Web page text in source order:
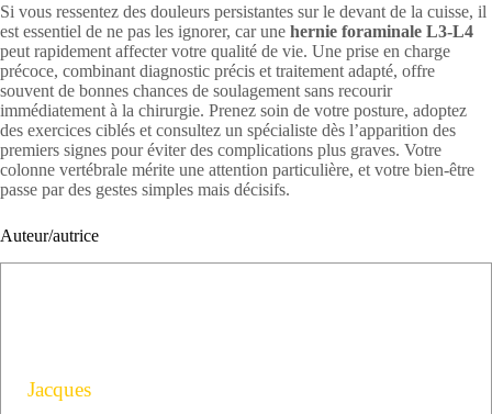
Si vous ressentez des douleurs persistantes sur le devant de la cuisse, il
est essentiel de ne pas les ignorer, car une hernie foraminale L3-L4
peut rapidement affecter votre qualité de vie. Une prise en charge
précoce, combinant diagnostic précis et traitement adapté, offre
souvent de bonnes chances de soulagement sans recourir
immédiatement à la chirurgie. Prenez soin de votre posture, adoptez
des exercices ciblés et consultez un spécialiste dès l’apparition des
premiers signes pour éviter des complications plus graves. Votre
colonne vertébrale mérite une attention particulière, et votre bien-être
passe par des gestes simples mais décisifs.
Auteur/autrice
Jacques